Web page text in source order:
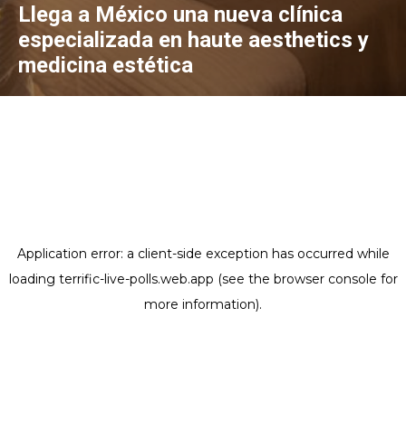
Llega a México una nueva clínica
especializada en haute aesthetics y
medicina estética